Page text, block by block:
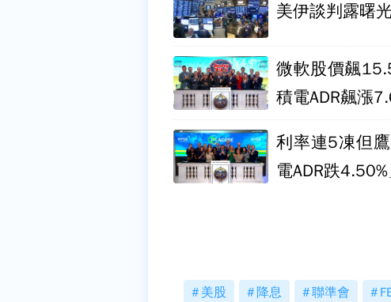
美伊談判露曙
微軟股價飆
積電ADR飆漲
利率連5凍但
電ADR跌4.50%
美股 降息 聯準會